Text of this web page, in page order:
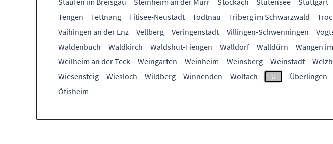
Tengen
Tettnang Titisee-Neustadt Todtnau Triberg im Schwarzwald
Vaihingen an der Enz Vellberg Veringenstadt Villingen-Schwenningen
Waldenbuch
Waldkirch Waldshut-Tiengen Walldorf Walldürn Wangen
Weilheim an der Teck
Weingarten Weinheim Weinsberg Weinstadt
Wiesensteig
Wiesloch Wildberg Winnenden Wolfach Ü Überlingen
Ötisheim